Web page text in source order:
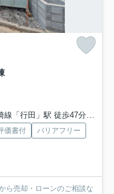
線「行田」駅 徒歩47分
価書付
バリアフリー
ら売却・ローンのご相談な